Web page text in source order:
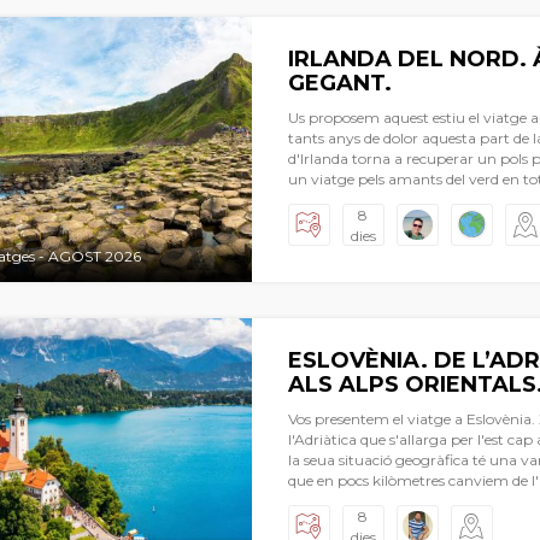
- AGOST 2026
IRLANDA DEL NORD.
GEGANT.
Us proposem aquest estiu el viatge
tants anys de dolor aquesta part de
d'Irlanda torna a recuperar un pols
un viatge pels amants del verd en
penya-segats, de boscos de
sèrie. Un viatge que ens portarà a
tast intens de la capital d'Irlanda:
fàbrica de records.
8
dies
ESLOVÈNIA. DE
ALS ALPS
Vos presentem el viatge a
l'Adriàtica que s'allarga per l'est cap
la seua situació geogràfica té una
que en pocs kilòmetres canviem de
llocs més interessants i famosos així
8